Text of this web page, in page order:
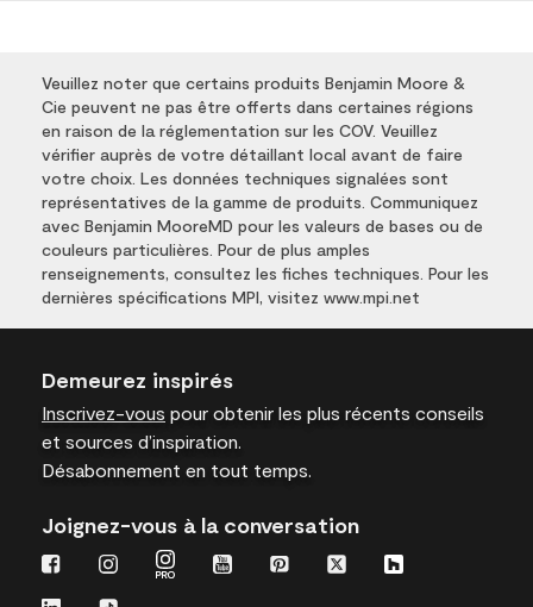
Veuillez noter que certains produits Benjamin Moore &
Cie peuvent ne pas être offerts dans certaines régions
en raison de la réglementation sur les COV. Veuillez
vérifier auprès de votre détaillant local avant de faire
votre choix. Les données techniques signalées sont
représentatives de la gamme de produits. Communiquez
avec Benjamin MooreMD pour les valeurs de bases ou de
couleurs particulières. Pour de plus amples
renseignements, consultez les fiches techniques. Pour les
dernières spécifications MPI, visitez www.mpi.net
Demeurez inspirés
Inscrivez-vous pour obtenir les plus récents conseils
et sources d’inspiration.
Désabonnement en tout temps.
Joignez-vous à la conversation